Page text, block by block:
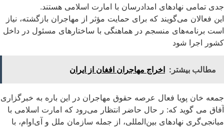
جدی تمامی نهادهای امدادرسان با امارت اسلامی هستند.
این فعالان می‌گویند که برای حمایت مؤثر از مهاجران بازگشته، نیاز
است برنامه‌های منسجم در هماهنگی با ساختارهای مسئول در داخل
کشور اجرا شود
مطالب بیشتر: اخراج مهاجران افغان از ایران
جمعه خان پویا فعال عرصه حقوق مهاجران در این باره به خبرگزاری
آفاق می گوید که: ر حال حاضر انتظار می‌رود که امارت اسلامی با
میانجی‌گری نهادهای بین‌المللی، از جمله سازمان ملل و آی‌او‌ام، با